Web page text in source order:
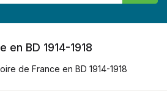
en BD 1914-1918
de France en BD 1914-1918